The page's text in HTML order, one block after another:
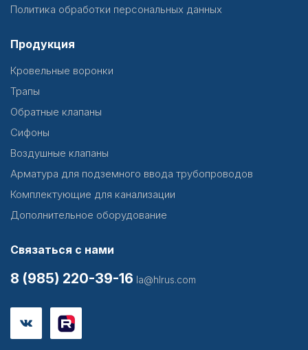
Политика обработки персональных данных
Продукция
Кровельные воронки
Трапы
Обратные клапаны
Сифоны
Воздушные клапаны
Арматура для подземного ввода трубопроводов
Комплектующие для канализации
Дополнительное оборудование
Связаться с нами
8 (985) 220-39-16 la@hlrus.com